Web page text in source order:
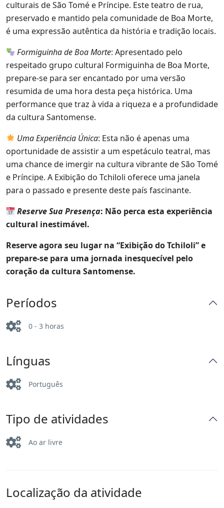
culturais de São Tomé e Príncipe. Este teatro de rua,
preservado e mantido pela comunidade de Boa Morte,
é uma expressão autêntica da história e tradição locais.
Formiguinha de Boa Morte: Apresentado pelo
respeitado grupo cultural Formiguinha de Boa Morte,
prepare-se para ser encantado por uma versão
resumida de uma hora desta peça histórica. Uma
performance que traz à vida a riqueza e a profundidade
da cultura Santomense.
Uma Experiência Única: Esta não é apenas uma
oportunidade de assistir a um espetáculo teatral, mas
uma chance de imergir na cultura vibrante de São Tomé
e Príncipe. A Exibição do Tchiloli oferece uma janela
para o passado e presente deste país fascinante.
Reserve Sua Presença: Não perca esta experiência
cultural inestimável.
Reserve agora seu lugar na “Exibição do Tchiloli” e
prepare-se para uma jornada inesquecível pelo
coração da cultura Santomense.
Períodos
0 - 3 horas
Línguas
Português
Tipo de atividades
Ao ar livre
Localização da atividade